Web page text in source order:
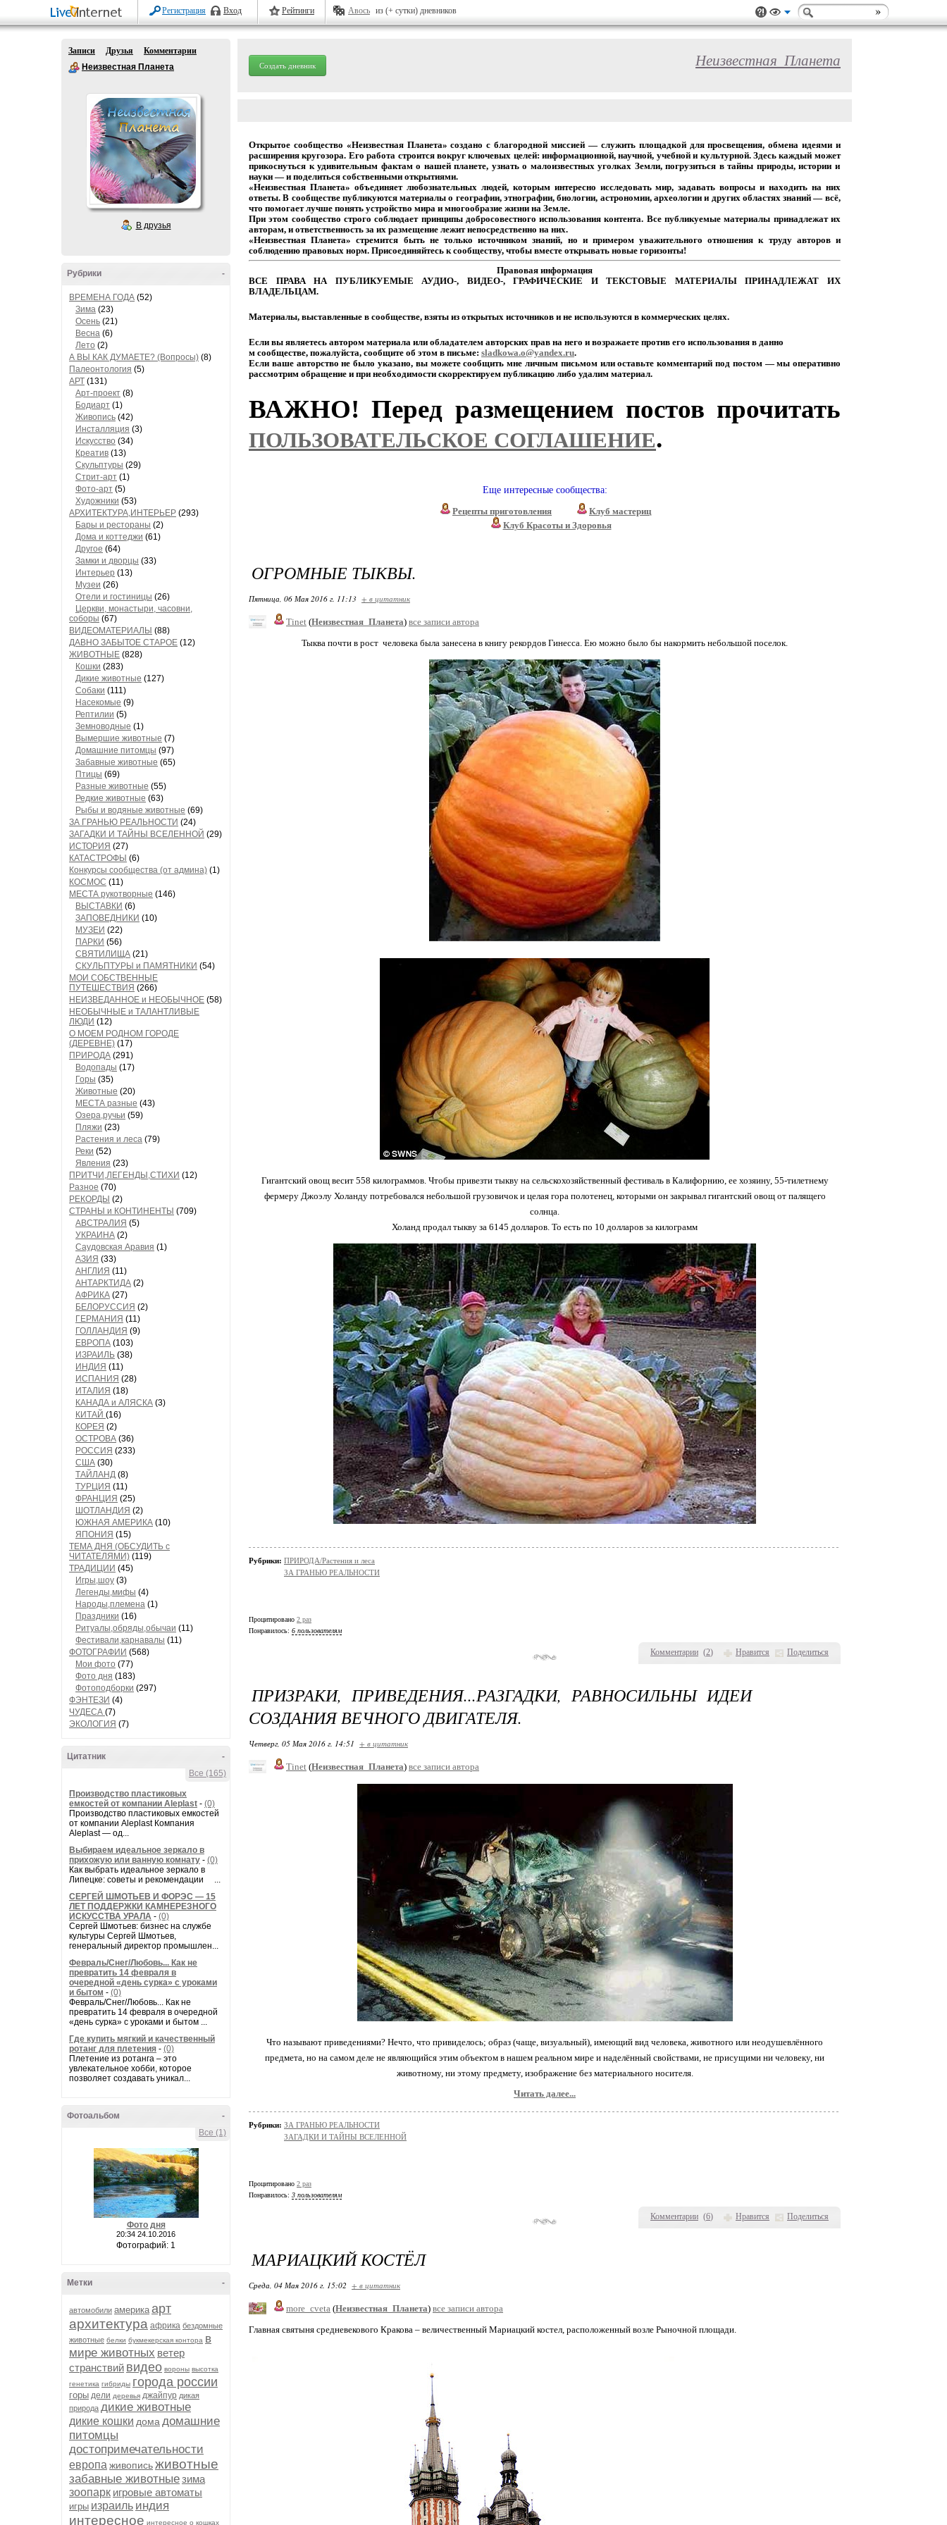
Регистрация Вход Рейтинги Авось из (+ сутки) дневников
Записи Друзья
Комментарии
Неизвестная Планета
В друзья
-
Рубрики
ВРЕМЕНА ГОДА (52)
Зима (23)
Осень (21)
Весна (6)
Лето (2)
А ВЫ КАК ДУМАЕТЕ? (Вопросы) (8)
Палеонтология (5)
АРТ (131)
Арт-проект (8)
Бодиарт (1)
Живопись (42)
Инсталляция (3)
Искусство (34)
Креатив (13)
Скульптуры (29)
Стрит-арт (1)
Фото-арт (5)
Художники (53)
АРХИТЕКТУРА,ИНТЕРЬЕР (293)
Бары и рестораны (2)
Дома и коттеджи (61)
Другое (64)
Замки и дворцы (33)
Интерьер (13)
Музеи (26)
Отели и гостиницы (26)
Церкви, монастыри, часовни,
соборы (67)
ВИДЕОМАТЕРИАЛЫ (88)
ДАВНО ЗАБЫТОЕ СТАРОЕ (12)
ЖИВОТНЫЕ (828)
Кошки (283)
Дикие животные (127)
Собаки (111)
Насекомые (9)
Рептилии (5)
Земноводные (1)
Вымершие животные (7)
Домашние питомцы (97)
Забавные животные (65)
Птицы (69)
Разные животные (55)
Редкие животные (63)
Рыбы и водяные животные (69)
ЗА ГРАНЬЮ РЕАЛЬНОСТИ (24)
ЗАГАДКИ И ТАЙНЫ ВСЕЛЕННОЙ (29)
ИСТОРИЯ (27)
КАТАСТРОФЫ (6)
Конкурсы сообщества (от админа) (1)
КОСМОС (11)
МЕСТА рукотворные (146)
ВЫСТАВКИ (6)
ЗАПОВЕДНИКИ (10)
МУЗЕИ (22)
ПАРКИ (56)
СВЯТИЛИЩА (21)
СКУЛЬПТУРЫ и ПАМЯТНИКИ (54)
МОИ СОБСТВЕННЫЕ
ПУТЕШЕСТВИЯ (266)
НЕИЗВЕДАННОЕ и НЕОБЫЧНОЕ (58)
НЕОБЫЧНЫЕ и ТАЛАНТЛИВЫЕ
ЛЮДИ (12)
О МОЕМ РОДНОМ ГОРОДЕ
(ДЕРЕВНЕ) (17)
ПРИРОДА (291)
Водопады (17)
Горы (35)
Животные (20)
МЕСТА разные (43)
Озера,ручьи (59)
Пляжи (23)
Растения и леса (79)
Реки (52)
Явления (23)
ПРИТЧИ,ЛЕГЕНДЫ,СТИХИ (12)
Разное (70)
РЕКОРДЫ (2)
СТРАНЫ и КОНТИНЕНТЫ (709)
АВСТРАЛИЯ (5)
УКРАИНА (2)
Саудовская Аравия (1)
АЗИЯ (33)
АНГЛИЯ (11)
АНТАРКТИДА (2)
АФРИКА (27)
БЕЛОРУССИЯ (2)
ГЕРМАНИЯ (11)
ГОЛЛАНДИЯ (9)
ЕВРОПА (103)
ИЗРАИЛЬ (38)
ИНДИЯ (11)
ИСПАНИЯ (28)
ИТАЛИЯ (18)
КАНАДА и АЛЯСКА (3)
КИТАЙ (16)
КОРЕЯ (2)
ОСТРОВА (36)
РОССИЯ (233)
США (30)
ТАЙЛАНД (8)
ТУРЦИЯ (11)
ФРАНЦИЯ (25)
ШОТЛАНДИЯ (2)
ЮЖНАЯ АМЕРИКА (10)
ЯПОНИЯ (15)
ТЕМА ДНЯ (ОБСУДИТЬ с
ЧИТАТЕЛЯМИ) (119)
ТРАДИЦИИ (45)
Игры,шоу (3)
Легенды,мифы (4)
Народы,племена (1)
Праздники (16)
Ритуалы,обряды,обычаи (11)
Фестивали,карнавалы (11)
ФОТОГРАФИИ (568)
Мои фото (77)
Фото дня (183)
Фотоподборки (297)
ФЭНТЕЗИ (4)
ЧУДЕСА (7)
ЭКОЛОГИЯ (7)
-
Цитатник
Все (165)
Производство пластиковых
емкостей от компании Aleplast - (0)
Производство пластиковых емкостей
от компании Aleplast Компания
Aleplast — од...
Выбираем идеальное зеркало в
прихожую или ванную комнату - (0)
Как выбрать идеальное зеркало в
Липецке: советы и рекомендации ...
СЕРГЕЙ ШМОТЬЕВ И ФОРЭС — 15
ЛЕТ ПОДДЕРЖКИ КАМНЕРЕЗНОГО
ИСКУССТВА УРАЛА - (0)
Сергей Шмотьев: бизнес на службе
культуры Сергей Шмотьев,
генеральный директор промышлен...
Февраль/Снег/Любовь... Как не
превратить 14 февраля в
очередной «день сурка» с уроками
и бытом - (0)
Февраль/Снег/Любовь... Как не
превратить 14 февраля в очередной
«день сурка» с уроками и бытом ...
Где купить мягкий и качественный
ротанг для плетения - (0)
Плетение из ротанга – это
увлекательное хобби, которое
позволяет создавать уникал...
-
Фотоальбом
Все (1)
Фото дня
20:34 24.10.2016
Фотографий: 1
-
Метки
автомобили америка арт
архитектура африка бездомные
животные белки букмекерская контора в
мире животных ветер
странствий видео вороны высотка
генетика гибриды города россии
горы дели деревья джайпур дикая
природа дикие животные
дикие кошки дома домашние
питомцы
достопримечательности
европа живописьживотные
забавные животныезима
зоопарк игровые автоматы
игры израиль индия
интересное интересное о кошках
Создать дневник Неизвестная_Планета
Открытое сообщество «НеизвестнаяПланета» создано с благородной миссией — служитьплощадкойдляпросвещения, обмена идеями и
расширения кругозора. Его работа строитсявокругключевых целей: информационной, научной, учебнойи культурной.Здеськаждый может
прикоснуться кудивительным фактамо нашейпланете, узнатьо малоизвестныхуголках Земли,погрузиться втайны природы,истории и
науки — и поделиться собственными открытиями.
«Неизвестная Планета» объединяетлюбознательныхлюдей,которыминтересно исследоватьмир, задавать вопросы и находить на них
ответы. В сообществепубликуютсяматериалы о географии,этнографии, биологии, астрономии,археологиии другихобластяхзнаний — всё,
что помогаетлучше понять устройство мира и многообразие жизни на Земле.
При этом сообщество строго соблюдаетпринципыдобросовестного использования контента. Всепубликуемые материалы принадлежатих
авторам, и ответственность за их размещение лежитнепосредственно на них.
«Неизвестная Планета» стремится бытьнетолько источником знаний, но ипримеромуважительного отношения ктрудуавторови
соблюдению правовых норм. Присоединяйтесь ксообществу, чтобы вместе открывать новые горизонты!
Правовая информация
ВСЕ ПРАВАНА ПУБЛИКУЕМЫЕ АУДИО-, ВИДЕО-,ГРАФИЧЕСКИЕ ИТЕКСТОВЫЕ МАТЕРИАЛЫПРИНАДЛЕЖАТ ИХ
ВЛАДЕЛЬЦАМ.
Материалы, выставленные в сообществе, взяты из открытых источников и не используются в коммерческих целях.
Если вы являетесь автором материала или обладателем авторских прав на него и возражаете против его использования в данно
м сообществе, пожалуйста, сообщите об этом в письме: sladkowa.o@yandex.ru.
Если вашеавторство не было указано,выможетесообщить мне личнымписьмомилиоставьте комментарий подпостом— мы оперативно
рассмотрим обращение и при необходимости скорректируем публикацию либо удалим материал.
ВАЖНО! Перед размещением постов прочитать
ПОЛЬЗОВАТЕЛЬСКОЕ СОГЛАШЕНИЕ.
Еще интересные сообщества:
Рецепты приготовления
Клуб мастериц
Клуб Красоты и Здоровья
Комментарии (2) Нравится Поделиться
ОГРОМНЫЕ ТЫКВЫ.
Пятница, 06 Мая 2016 г. 11:13 + в цитатник
Tinet (Неизвестная_Планета) все записи автора
Тыква почти в рост человека была занесена в книгу рекордов Гинесса. Ею можно было бы накормить небольшой поселок.
Гигантский овощ весит 558 килограммов. Чтобы привезти тыкву на сельскохозяйственный фестиваль в Калифорнию, ее хозяину, 55-тилетнему
фермеру Джоэлу Холанду потребовался небольшой грузовичок и целая гора полотенец, которыми он закрывал гигантский овощ от палящего
солнца.
Холанд продал тыкву за 6145 долларов. То есть по 10 долларов за килограмм
Рубрики: ПРИРОДА/Растения и леса
ЗА ГРАНЬЮ РЕАЛЬНОСТИ
Процитировано 2 раз
Понравилось: 6 пользователям
Комментарии (6) Нравится Поделиться
ПРИЗРАКИ, ПРИВЕДЕНИЯ...РАЗГАДКИ, РАВНОСИЛЬНЫ ИДЕИ
СОЗДАНИЯ ВЕЧНОГО ДВИГАТЕЛЯ.
Четверг, 05 Мая 2016 г. 14:51 + в цитатник
Tinet (Неизвестная_Планета) все записи автора
Что называют приведениями? Нечто, что привиделось; образ (чаще, визуальный), имеющий вид человека, животного или неодушевлённого
предмета, но на самом деле не являющийся этим объектом в нашем реальном мире и наделённый свойствами, не присущими ни человеку, ни
животному, ни этому предмету, изображение без материального носителя.
Читать далее...
Рубрики: ЗА ГРАНЬЮ РЕАЛЬНОСТИ
ЗАГАДКИ И ТАЙНЫ ВСЕЛЕННОЙ
Процитировано 2 раз
Понравилось: 3 пользователям
МАРИАЦКИЙ КОСТЁЛ
Среда, 04 Мая 2016 г. 15:02 + в цитатник
more_cveta (Неизвестная_Планета) все записи автора
Главная святыня средневекового Кракова – величественный Мариацкий костел, расположенный возле Рыночной площади.